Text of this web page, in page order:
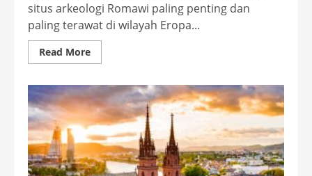
situs arkeologi Romawi paling penting dan
paling terawat di wilayah Eropa...
Read MoreRead
more
Augusta
Raurica
Swiss:
Jejak
Kejayaan
Kota
Romawi
di
Alpen